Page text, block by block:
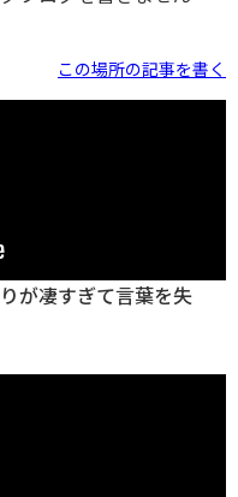
この場所の記事を書く
が凄すぎて言葉を失